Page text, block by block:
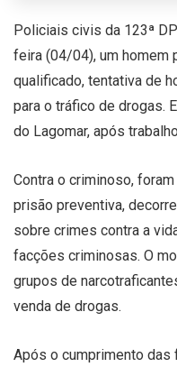
Policiais civis da 123ª
feira (04/04), um homem
qualificado, tentativa de
para o tráfico de drogas.
do Lagomar, após
Contra o criminoso,
prisão preventiva,
sobre crimes contra a
facções criminosas. O
grupos de
venda de drogas.
Após o cumprimento das